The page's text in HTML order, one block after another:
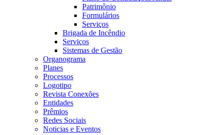
Patrimônio
Formulários
Serviços
Brigada de Incêndio
Serviços
Sistemas de Gestão
Organograma
Planes
Processos
Logotipo
Revista Conexões
Entidades
Prêmios
Redes Sociais
Noticias e Eventos